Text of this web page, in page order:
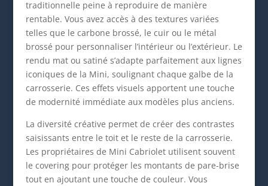
traditionnelle peine à reproduire de manière
rentable. Vous avez accès à des textures variées
telles que le carbone brossé, le cuir ou le métal
brossé pour personnaliser l’intérieur ou l’extérieur. Le
rendu mat ou satiné s’adapte parfaitement aux lignes
iconiques de la Mini, soulignant chaque galbe de la
carrosserie. Ces effets visuels apportent une touche
de modernité immédiate aux modèles plus anciens.
La diversité créative permet de créer des contrastes
saisissants entre le toit et le reste de la carrosserie.
Les propriétaires de Mini Cabriolet utilisent souvent
le covering pour protéger les montants de pare-brise
tout en ajoutant une touche de couleur. Vous